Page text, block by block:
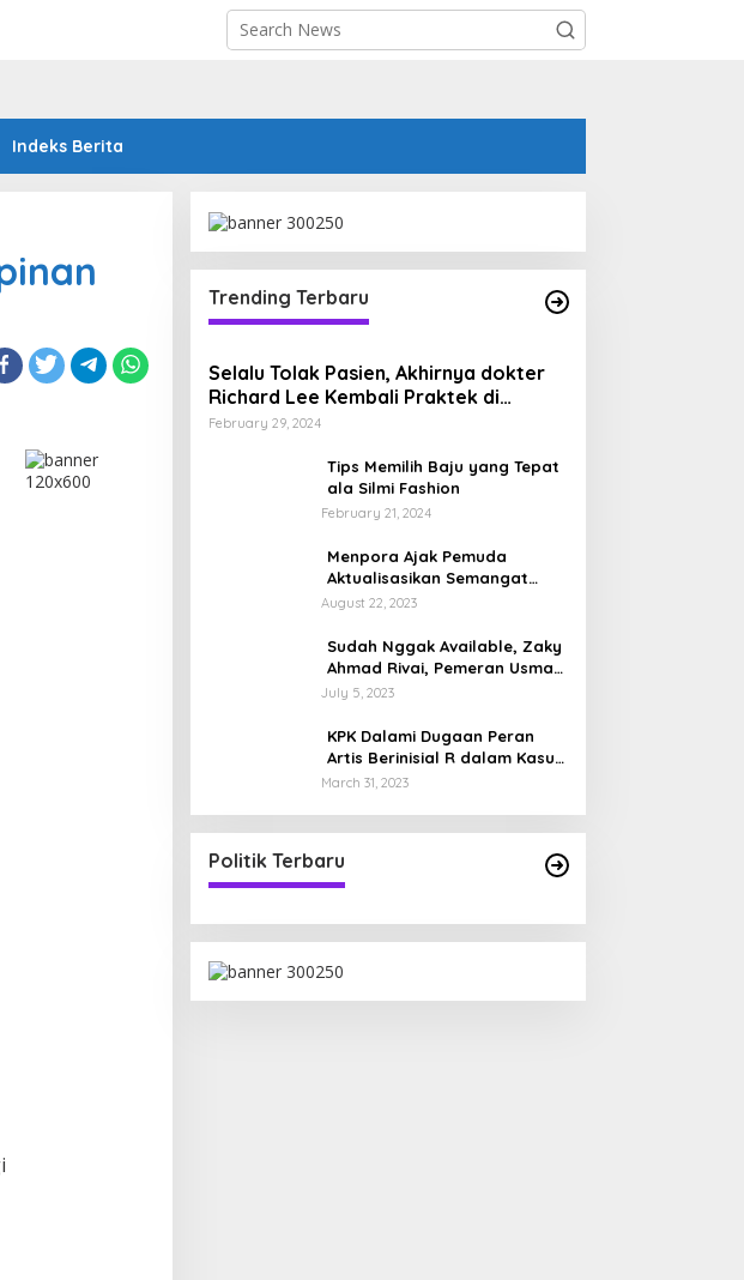
Indeks Berita
Trending Terbaru
Selalu Tolak Pasien, Akhirnya dokter
Richard Lee Kembali Praktek di
Opening Athena Batam
February 29, 2024
Tips Memilih Baju yang Tepat
ala Silmi Fashion
February 21, 2024
Menpora Ajak Pemuda
Aktualisasikan Semangat
Pramuka
August 22, 2023
Sudah Nggak Available, Zaky
Ahmad Rivai, Pemeran Usman
di Film 5 Penjuru Masjid,
Kembar
July 5, 2023
KPK Dalami Dugaan Peran
Artis Berinisial R dalam Kasus
Pencucian Uang Rafael Alun
March 31, 2023
Politik Terbaru